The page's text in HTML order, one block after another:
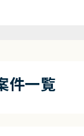
件一覧